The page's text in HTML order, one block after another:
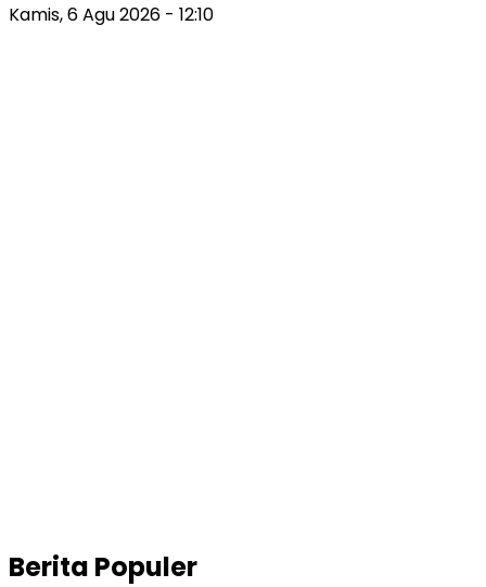
Kamis, 6 Agu 2026 - 12:10
Berita Populer